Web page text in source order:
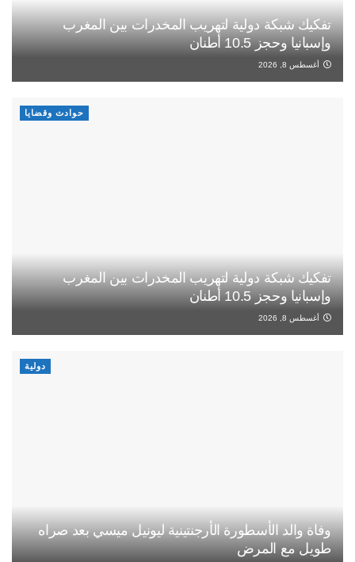
تفكيك شبكة دولية لتهريب المخدرات بين المغرب
وإسبانيا وحجز 10.5 أطنان
أغسطس 8, 2026
حوادث وقضايا
تفكيك شبكة دولية لتهريب المخدرات بين المغرب
وإسبانيا وحجز 10.5 أطنان
أغسطس 8, 2026
دولية
وفاة والد الأسطورة الأرجنتينية ليونيل ميسي بعد صراه
طويل مع المرض